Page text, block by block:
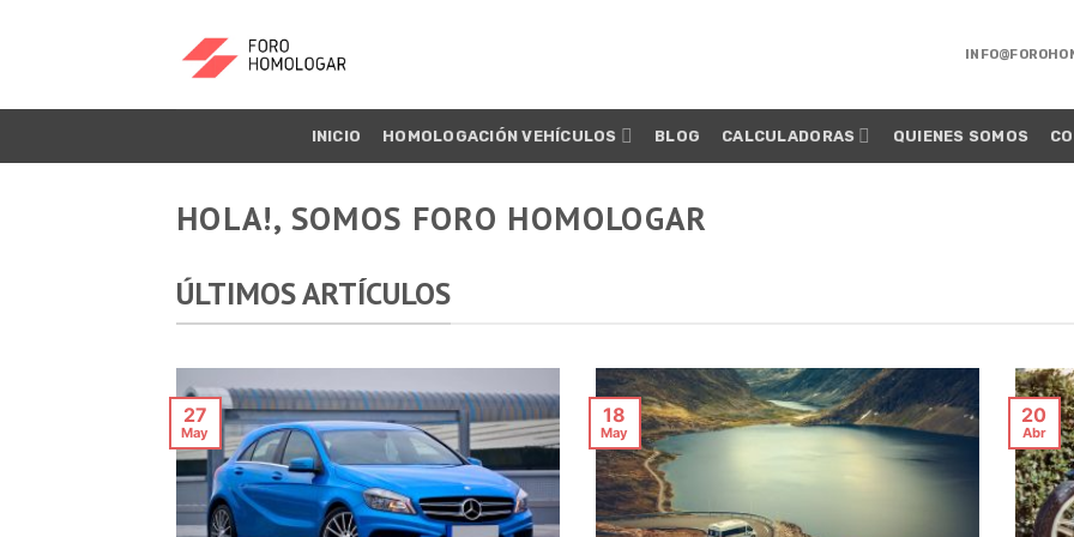
INICIO HOMOLOGACIÓN VEHÍCULOS BLOG CALCULADORAS QUIENES SOMOS
HOLA!, SOMOS FORO HOMOLOGAR
ÚLTIMOS ARTÍCULOS
27
May
18
May
20
Abr